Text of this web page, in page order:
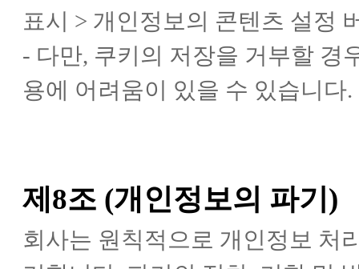
표시 > 개인정보의 콘텐츠 설정
- 다만, 쿠키의 저장을 거부할 경
용에 어려움이 있을 수 있습니다.
제8조 (개인정보의 파기)
회사는 원칙적으로 개인정보 처